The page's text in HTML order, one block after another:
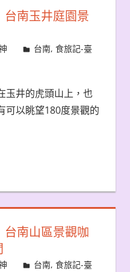
台南玉井庭園景
台南,食旅記-臺
井的虎頭山上，也
可以眺望180度景觀的
台南山區景觀咖
台南,食旅記-臺